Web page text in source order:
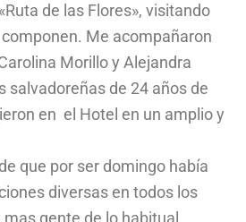
de las Flores», visitando
componen. Me acompañaron
Morillo y Alejandra
salvadoreñas de 24 años de
en el Hotel en un amplio y
que por ser domingo había
diversas en todos los
gente de lo habitual,